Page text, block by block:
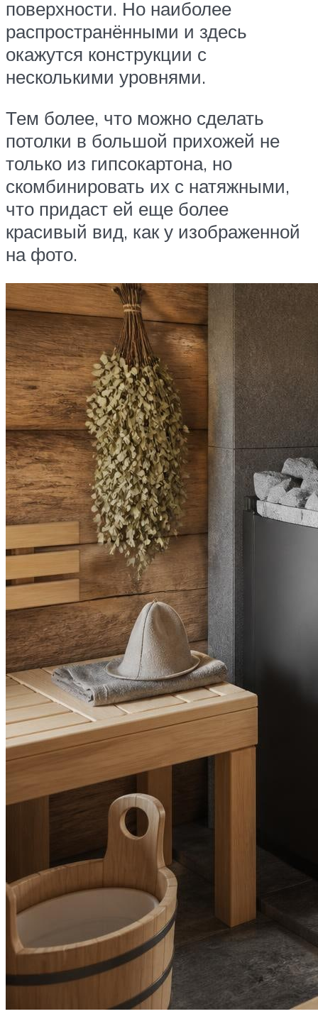
поверхности. Но наиболее
распространёнными и здесь
окажутся конструкции с
несколькими уровнями.
Тем более, что можно сделать
потолки в большой прихожей не
только из гипсокартона, но
скомбинировать их с натяжными,
что придаст ей еще более
красивый вид, как у изображенной
на фото.